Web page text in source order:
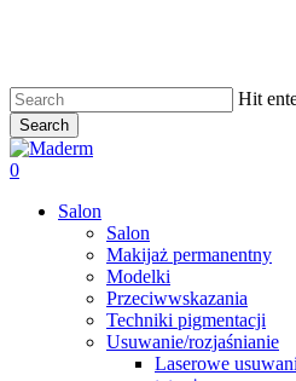
content
Hit
Search
Close
Search
search
0
Salon
Salon
Makijaż permanentny
Modelki
Przeciwwskazania
Techniki pigmentacji
Usuwanie/rozjaśnianie
Laserowe